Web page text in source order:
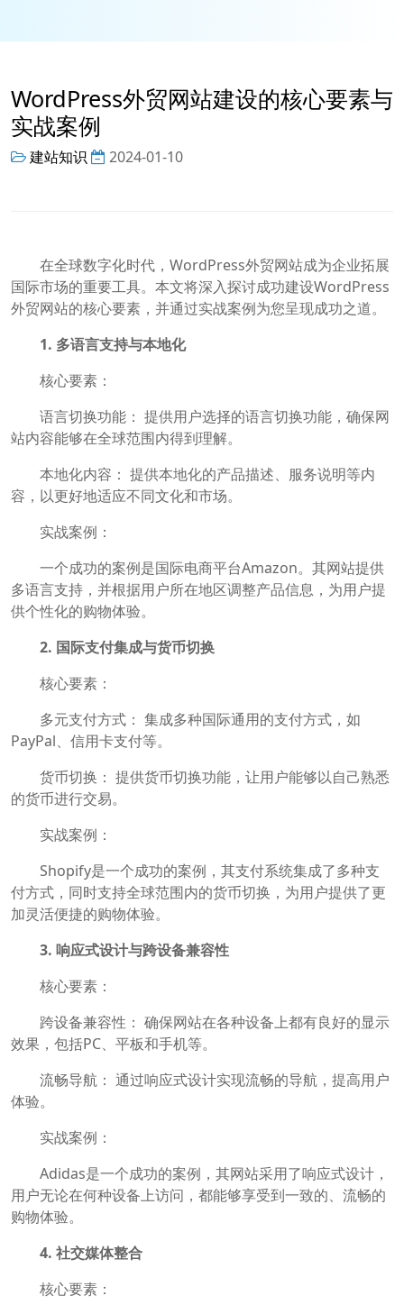
WordPress外贸网站建设的核心要素与
实战案例
建站知识 2024-01-10
在全球数字化时代，WordPress外贸网站成为企业拓展
国际市场的重要工具。本文将深入探讨成功建设WordPress
外贸网站的核心要素，并通过实战案例为您呈现成功之道。
1. 多语言支持与本地化
核心要素：
语言切换功能： 提供用户选择的语言切换功能，确保网
站内容能够在全球范围内得到理解。
本地化内容： 提供本地化的产品描述、服务说明等内
容，以更好地适应不同文化和市场。
实战案例：
一个成功的案例是国际电商平台Amazon。其网站提供
多语言支持，并根据用户所在地区调整产品信息，为用户提
供个性化的购物体验。
2. 国际支付集成与货币切换
核心要素：
多元支付方式： 集成多种国际通用的支付方式，如
PayPal、信用卡支付等。
货币切换： 提供货币切换功能，让用户能够以自己熟悉
的货币进行交易。
实战案例：
Shopify是一个成功的案例，其支付系统集成了多种支
付方式，同时支持全球范围内的货币切换，为用户提供了更
加灵活便捷的购物体验。
3. 响应式设计与跨设备兼容性
核心要素：
跨设备兼容性： 确保网站在各种设备上都有良好的显示
效果，包括PC、平板和手机等。
流畅导航： 通过响应式设计实现流畅的导航，提高用户
体验。
实战案例：
Adidas是一个成功的案例，其网站采用了响应式设计，
用户无论在何种设备上访问，都能够享受到一致的、流畅的
购物体验。
4. 社交媒体整合
核心要素：